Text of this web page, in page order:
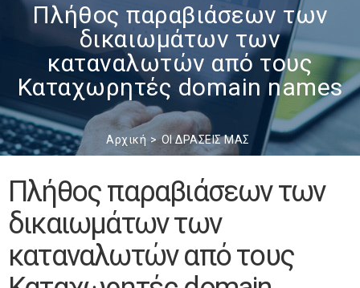
Πλήθος παραβιάσεων των
δικαιωμάτων των
καταναλωτών από τους
Καταχωρητές domain names
Αρχική ΟΙ ΔΡΑΣΕΙΣ ΜΑΣ
Πλήθος παραβιάσεων των
δικαιωμάτων των
καταναλωτών από τους